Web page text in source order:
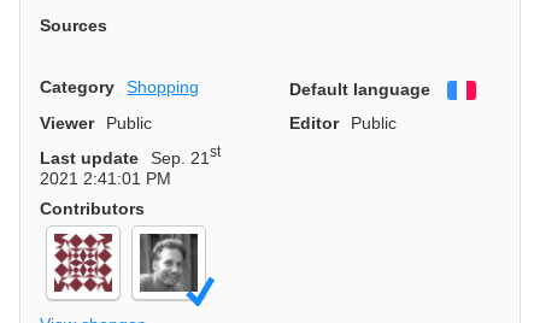
Sources
Category Shopping Default language
Viewer
Public Editor
Public
Last update
Sep. 21st
2021 2:41:01 PM
Contributors